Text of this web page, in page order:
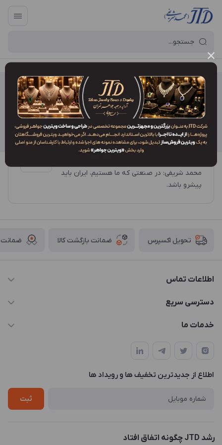
آرایه و جعبه جواهر تهران / کارآفرین
کارآفرین
محمد شریفی جزه؛ از شوش تا گلوبال ویلیج
محمد شریفی: در صنعتی که ما هستیم، ایران باید
پیشرو باشد.
تحویل اکسپرس ضمانت بازگشت کالا ضمانت
اطلاعات تماس
021-88846810-1
طبقه3
دسترسی سریع
حساب کاربری
لیست محصولات
درباره ما
خدمات ما
چاپ و حکاکی
طراحی سه بعدی
اطلاع از جدیدترین تخفیف ها و رویداد ها
ثبت
رشد JTD چگونه اتفاق افتاد